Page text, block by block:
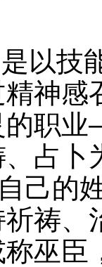
以技
神
的职
占卜
己的
祷、
巫臣